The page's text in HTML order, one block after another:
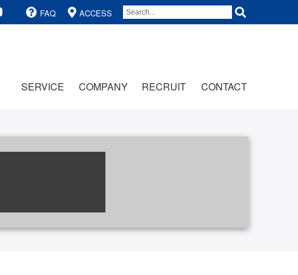
FAQ ACCESS
SERVICE COMPANY RECRUIT CONTACT